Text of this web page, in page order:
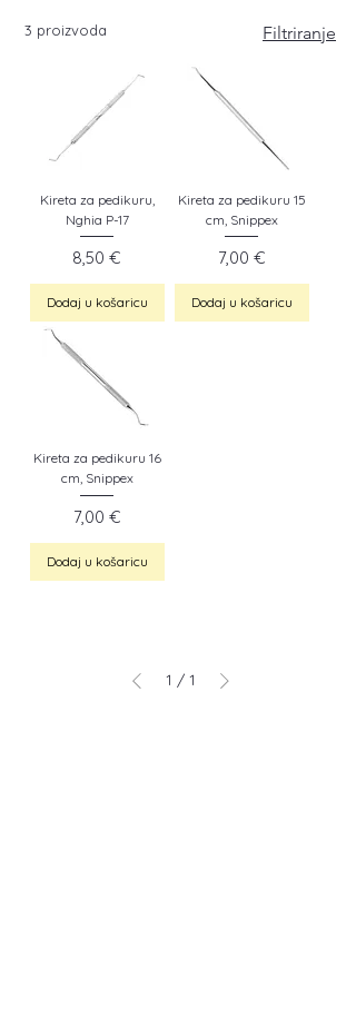
3 proizvoda Filtriranje
Kireta za pedikuru,
Nghia P-17
Cijena
8,50 €
Dodaj u košaricu
Kireta za pedikuru 15
cm, Snippex
Cijena
7,00 €
Dodaj u košaricu
Kireta za pedikuru 16
cm, Snippex
Cijena
7,00 €
Dodaj u košaricu
1 / 1